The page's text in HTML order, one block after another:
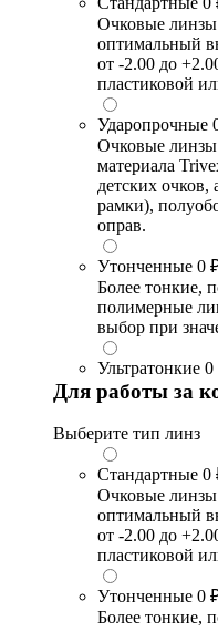
Очковые
оптимальный
от -2.00 до
пластиковой
Ударопрочные
Очковые линзы
материала
детских очков,
рамки),
оправ.
Утонченные 0
Более тонкие,
полимерные
выбор при
Ультратонкие 0
Для работы за
Выберите тип линз
Стандартные 0
Очковые
оптимальный
от -2.00 до
пластиковой
Утонченные 0
Более тонкие,